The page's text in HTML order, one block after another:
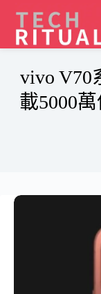
content
vivo V70
載5000